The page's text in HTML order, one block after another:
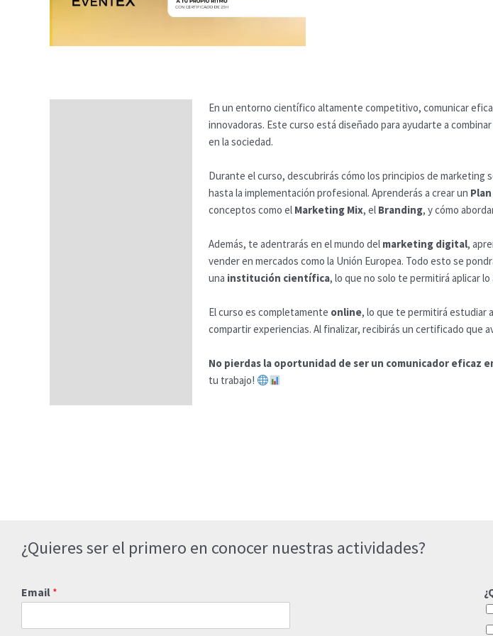
En un entorno científico altamente competitivo, comunicar
innovadoras. Este curso está diseñado para ayudarte a
en la sociedad.
Durante el curso, descubrirás cómo los principios de marketing
hasta la implementación profesional. Aprenderás a crear un
conceptos como el Marketing Mix, el Branding, y cómo
Además, te adentrarás en el mundo del marketing digital,
vender en mercados como la Unión Europea. Todo esto se
una institución científica, lo que no solo te permitirá aplicar
El curso es completamente online, lo que te permitirá estudiar
compartir experiencias. Al finalizar, recibirás un certificado que
No pierdas la oportunidad de ser un comunicador eficaz
tu trabajo!
¿Quieres ser el primero en conocer nuestras actividades?
Email *